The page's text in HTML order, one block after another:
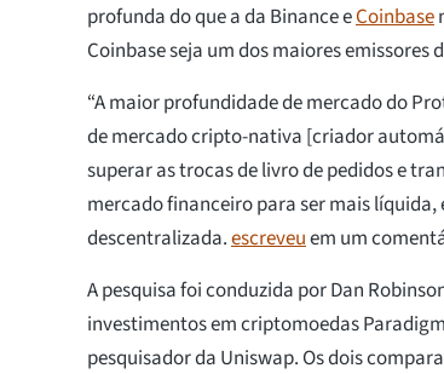
profunda do que a da Binance eCoinbase
Coinbase seja um dos maiores emissores
“A maior profundidade de mercado do
de mercado cripto-nativa [criador
superar as trocas de livro de pedidos e
mercado financeiro para ser mais líquida,
descentralizada.escreveuem um
A pesquisa foi conduzida por Dan
investimentos em criptomoedas
pesquisador da Uniswap. Os dois